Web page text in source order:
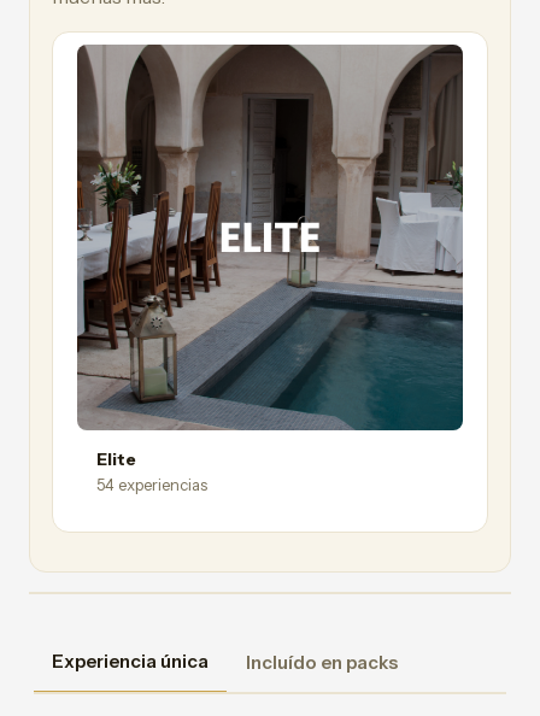
Elite
54 experiencias
Experiencia única Incluído en packs